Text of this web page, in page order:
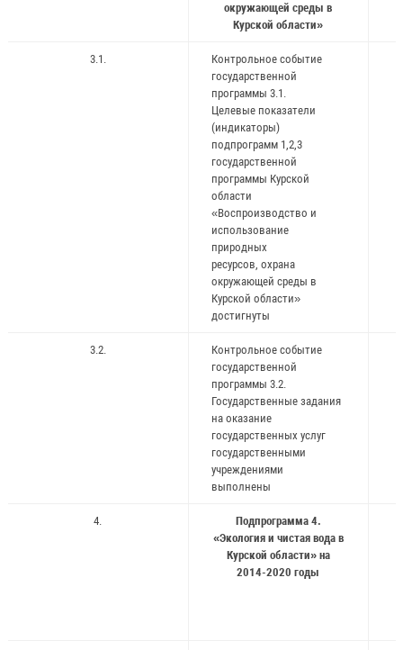
окружающей среды в
Курской области»
3.1.
Контрольное событие
государственной
программы 3.1.
Целевые показатели
(индикаторы)
подпрограмм 1,2,3
государственной
программы Курской
области
«Воспроизводство и
использование
природных
ресурсов, охрана
окружающей среды в
Курской области»
достигнуты
3.2.
Контрольное событие
государственной
программы 3.2.
Государственные задания
на оказание
государственных услуг
государственными
учреждениями
выполнены
4.
Подпрограмма 4.
«Экология и чистая вода в
Курской области» на
2014-2020 годы